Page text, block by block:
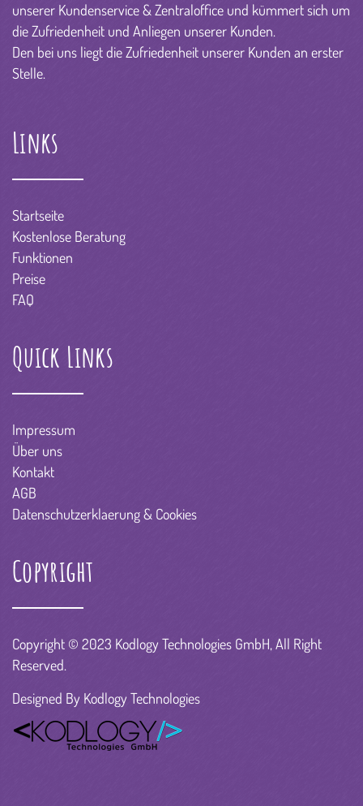
unserer Kundenservice & Zentraloffice und kümmert sich um
die Zufriedenheit und Anliegen unserer Kunden.
Den bei uns liegt die Zufriedenheit unserer Kunden an erster
Stelle.
Links
Startseite
Kostenlose Beratung
Funktionen
Preise
FAQ
Quick Links
Impressum
Über uns
Kontakt
AGB
Datenschutzerklaerung & Cookies
Copyright
Copyright © 2023 Kodlogy Technologies GmbH, All Right
Reserved.
Designed By Kodlogy Technologies